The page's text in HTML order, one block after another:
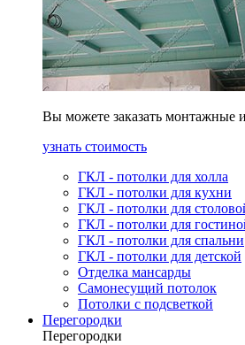
Вы можете заказать монтажные
узнать стоимость
ГКЛ - потолки для холла
ГКЛ - потолки для кухни
ГКЛ - потолки для
ГКЛ - потолки для
ГКЛ - потолки для спальни
ГКЛ - потолки для детской
Отделка мансарды
Самонесущий потолок
Потолки с подсветкой
Перегородки
Перегородки